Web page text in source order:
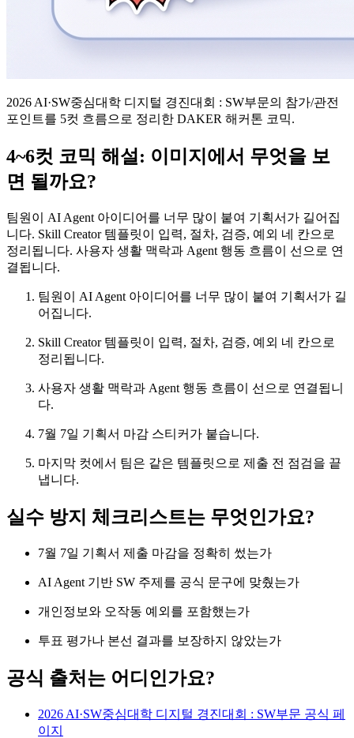
2026 AI·SW중심대학 디지털 경진대회 : SW부문의 참가/관전
포인트를 5컷 흐름으로 정리한 DAKER 해커톤 코믹.
4~6컷 코믹 해설: 이미지에서 무엇을 보
면 될까요?
팀원이 AI Agent 아이디어를 너무 많이 붙여 기획서가 길어집
니다. Skill Creator 템플릿이 입력, 절차, 검증, 예외 네 칸으로
정리됩니다. 사용자 생활 맥락과 Agent 행동 흐름이 선으로 연
결됩니다.
팀원이 AI Agent 아이디어를 너무 많이 붙여 기획서가 길
어집니다.
Skill Creator 템플릿이 입력, 절차, 검증, 예외 네 칸으로
정리됩니다.
사용자 생활 맥락과 Agent 행동 흐름이 선으로 연결됩니
다.
7월 7일 기획서 마감 스티커가 붙습니다.
마지막 컷에서 팀은 같은 템플릿으로 제출 전 점검을 끝
냅니다.
실수 방지 체크리스트는 무엇인가요?
7월 7일 기획서 제출 마감을 정확히 썼는가
AI Agent 기반 SW 주제를 공식 문구에 맞췄는가
개인정보와 오작동 예외를 포함했는가
투표 평가나 본선 결과를 보장하지 않았는가
공식 출처는 어디인가요?
2026 AI·SW중심대학 디지털 경진대회 : SW부문 공식 페
이지